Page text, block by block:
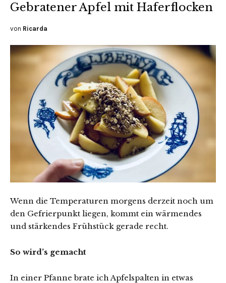
Gebratener Apfel mit Haferflocken
von Ricarda
Wenn die Temperaturen morgens derzeit noch um
den Gefrierpunkt liegen, kommt ein wärmendes
und stärkendes Frühstück gerade recht.
So wird’s gemacht
In einer Pfanne brate ich Apfelspalten in etwas